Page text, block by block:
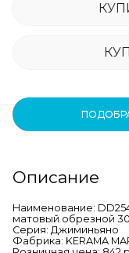
Описание
Наименование:
матовый обрезной
Серия: Джиминьяно
Фабрика: KERAMA